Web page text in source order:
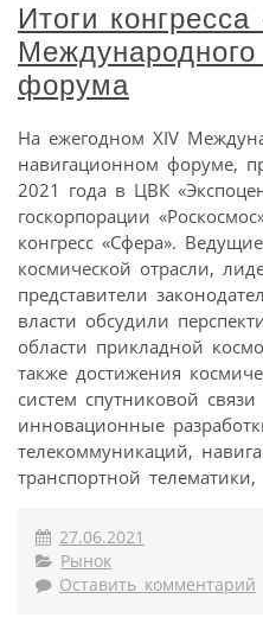
Итоги
Международного
форума
На ежегодном XIV
навигационном форуме,
2021 года в ЦВК
госкорпорации
конгресс «Сфера».
космической отрасли,
представители
власти обсудили
области прикладной
также достижения
систем спутниковой
инновационные
телекоммуникаций,
транспортной
27.06.2021
Рынок
Оставить комментарий